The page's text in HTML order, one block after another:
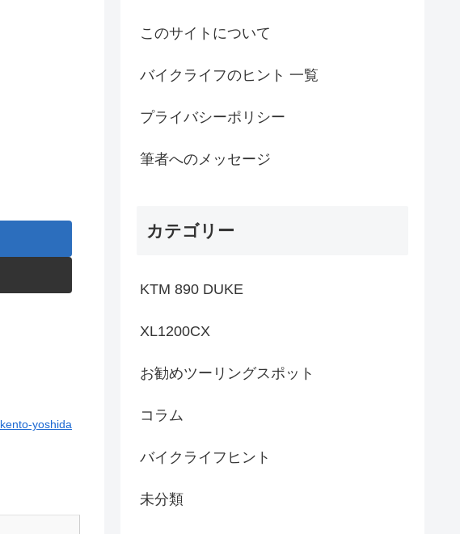
kento-yoshida
このサイトについて
バイクライフのヒント 一覧
プライバシーポリシー
筆者へのメッセージ
カテゴリー
KTM 890 DUKE
XL1200CX
お勧めツーリングスポット
コラム
バイクライフヒント
未分類